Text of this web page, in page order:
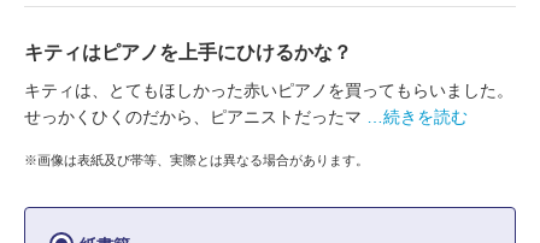
キティはピアノを上手にひけるかな？
キティは、とてもほしかった赤いピアノを買ってもらいました。
せっかくひくのだから、ピアニストだったマ
…続きを読む
※画像は表紙及び帯等、実際とは異なる場合があります。